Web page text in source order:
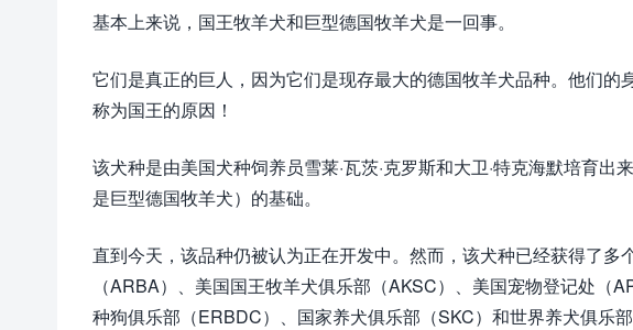
基本上来说，国王牧羊犬和巨型德国牧羊犬是一回事。
它们是真正的巨人，因为它们是现存最大的德国牧羊犬品种。他们
称为国王的原因！
该犬种是由美国犬种饲养员雪莱·瓦茨·克罗斯和大卫·特克海默培育
是巨型德国牧羊犬）的基础。
直到今天，该品种仍被认为正在开发中。然而，该犬种已经获得了多
（ARBA）、美国国王牧羊犬俱乐部（AKSC）、美国宠物登记处（
种狗俱乐部（ERBDC）、国家养犬俱乐部（SKC）和世界养犬俱乐部